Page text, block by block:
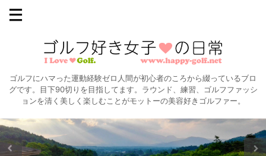
ゴルフにハマった運動経験ゼロ人間が初心者のころから綴っているブロ
グです。目下90切りを目指してます。ラウンド、練習、ゴルフファッシ
ョンを清く美しく楽しむことがモットーの美容好きゴルファー。